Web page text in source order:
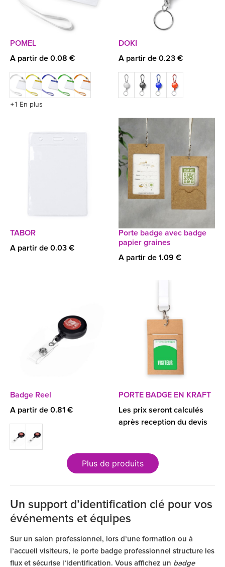
POMEL
A partir de 0.08 €
+1 En plus
DOKI
A partir de 0.23 €
TABOR
A partir de 0.03 €
Porte badge avec badge
papier graines
A partir de 1.09 €
Badge Reel
A partir de 0.81 €
PORTE BADGE EN KRAFT
Les prix seront calculés
après reception du devis
Plus de produits
Un support d’identification clé pour vos
événements et équipes
Sur un salon professionnel, lors d’une formation ou à
l’accueil visiteurs, le porte badge professionnel structure les
flux et sécurise l’identification. Vous affichez un badge